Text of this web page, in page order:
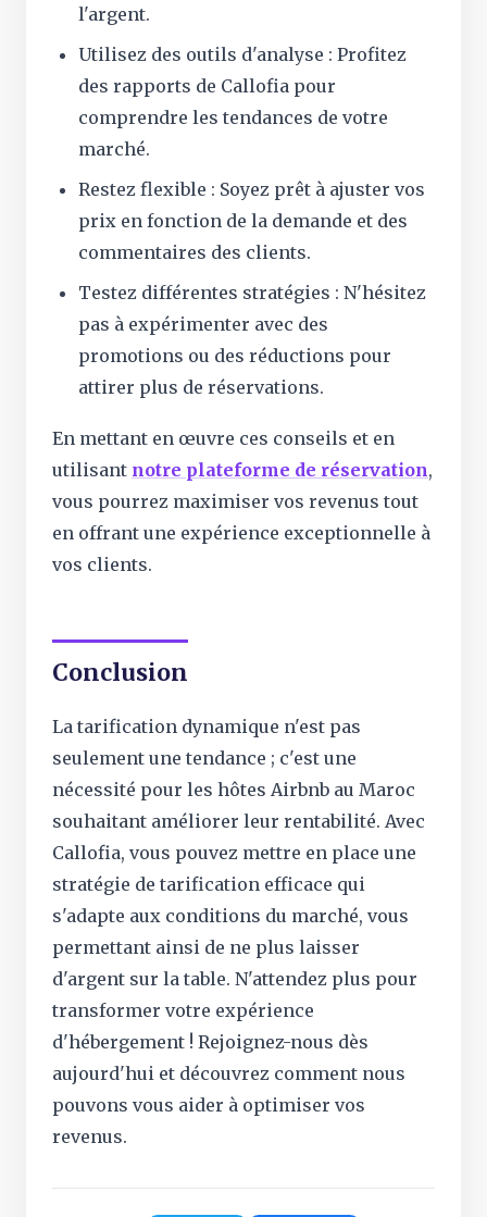
l'argent.
Utilisez des outils d'analyse : Profitez
des rapports de Callofia pour
comprendre les tendances de votre
marché.
Restez flexible : Soyez prêt à ajuster vos
prix en fonction de la demande et des
commentaires des clients.
Testez différentes stratégies : N'hésitez
pas à expérimenter avec des
promotions ou des réductions pour
attirer plus de réservations.
En mettant en œuvre ces conseils et en
utilisant notre plateforme de réservation,
vous pourrez maximiser vos revenus tout
en offrant une expérience exceptionnelle à
vos clients.
Conclusion
La tarification dynamique n'est pas
seulement une tendance ; c'est une
nécessité pour les hôtes Airbnb au Maroc
souhaitant améliorer leur rentabilité. Avec
Callofia, vous pouvez mettre en place une
stratégie de tarification efficace qui
s'adapte aux conditions du marché, vous
permettant ainsi de ne plus laisser
d'argent sur la table. N'attendez plus pour
transformer votre expérience
d'hébergement ! Rejoignez-nous dès
aujourd'hui et découvrez comment nous
pouvons vous aider à optimiser vos
revenus.